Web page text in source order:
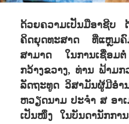
ດ້ວຍຄວາມເປັນມືອາຊີບ
ຄິດຍຸດທະສາດ ທີ່ແຫຼ
ສາມາດ ໃນການເຊື່ອ
ກວ້າງຂວາງ, ທ່ານ ຟ້າມກ
ລັດຖະທູດ ວິສາມັນຜູ້ມີອຳ
ຫວຽດນາມ ປະຈຳ ສ ອາ
ເປັນໜຶ່ງ ໃນບັນດານັກກາ